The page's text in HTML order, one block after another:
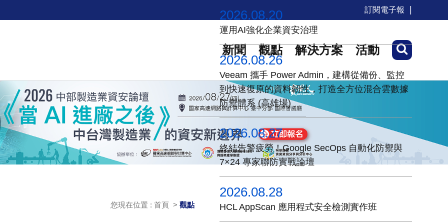
訂閱電子報
新聞 觀點 解決方案 活動
您現在位置 : 首頁 > 觀點
2026.08.20
運用AI強化企業資安治理
2026.08.26
Veeam 攜手 Power Admin，建構從備份、監控
到快速復原的資料韌性，打造全方位混合雲數據
防禦體系 (高雄場)
2026.08.27
終結告警疲勞！Google SecOps 自動化防禦與
7×24 專家聯防實戰論壇
2026.08.28
HCL AppScan 應用程式安全檢測實作班